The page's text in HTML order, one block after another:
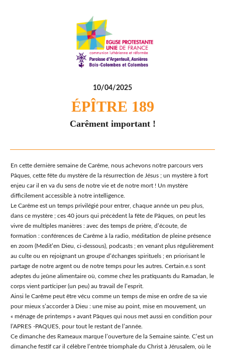
10/04/2025
ÉPÎTRE 189
Carêment important !
En cette dernière semaine de Carême, nous achevons notre parcours vers
Pâques, cette fête du mystère de la résurrection de Jésus ; un mystère à fort
enjeu car il en va du sens de notre vie et de notre mort ! Un mystère
difficilement accessible à notre intelligence.
Le Carême est un temps privilégié pour entrer, chaque année un peu plus,
dans ce mystère ; ces 40 jours qui précèdent la fête de Pâques, on peut les
vivre de multiples manières : avec des temps de prière, d’écoute, de
formation : conférences de Carême à la radio, méditation de pleine présence
en zoom (Medit’en Dieu, ci-dessous), podcasts ; en venant plus régulièrement
au culte ou en rejoignant un groupe d’échanges spirituels ; en priorisant le
partage de notre argent ou de notre temps pour les autres. Certain.e.s sont
adeptes du jeûne alimentaire où, comme chez les pratiquants du Ramadan, le
corps vient participer (un peu) au travail de l’esprit.
Ainsi le Carême peut être vécu comme un temps de mise en ordre de sa vie
pour mieux s’accorder à Dieu : une mise au point, mise en mouvement, un
« ménage de printemps » avant Pâques qui nous met aussi en condition pour
l’APRES -PAQUES, pour tout le restant de l’année.
Ce dimanche des Rameaux marque l’ouverture de la Semaine sainte. C’est un
dimanche festif car il célèbre l’entrée triomphale du Christ à Jérusalem, où le